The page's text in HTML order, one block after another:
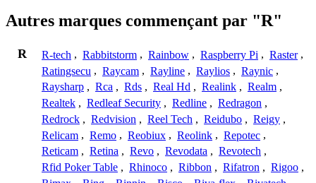
Autres marques commençant par "R"
R R-tech , Rabbitstorm , Rainbow , Raspberry Pi , Raster ,
Ratingsecu , Raycam , Rayline , Raylios , Raynic ,
Raysharp , Rca , Rds , Real Hd , Realink , Realm ,
Realtek , Redleaf Security , Redline , Redragon ,
Redrock , Redvision , Reel Tech , Reidubo , Reigy ,
Relicam , Remo , Reobiux , Reolink , Repotec ,
Reticam , Retina , Revo , Revodata , Revotech ,
Rfid Poker Table , Rhinoco , Ribbon , Rifatron , Rigoo ,